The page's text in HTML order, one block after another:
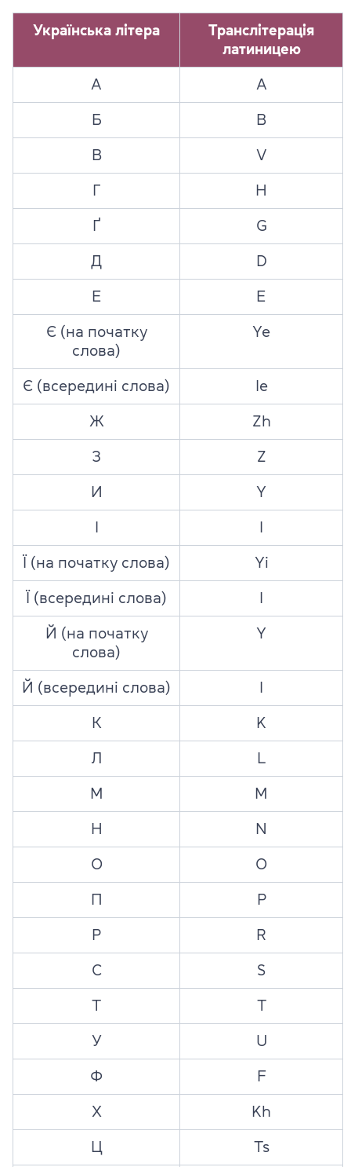
Українська літера
Транслітерація
латиницею
А A
Б B
В V
Г H
Ґ G
Д D
Е E
Є (на початку
слова)
Ye
Є (всередині слова) Ie
Ж Zh
З Z
И Y
Ї (на початку слова) Yi
Ї (всередині слова)
Й (на початку
слова)
Y
Й (всередині слова)
К K
Л L
М M
Н N
О O
П P
Р R
С S
Т T
У U
Ф F
Х Kh
Ц Ts